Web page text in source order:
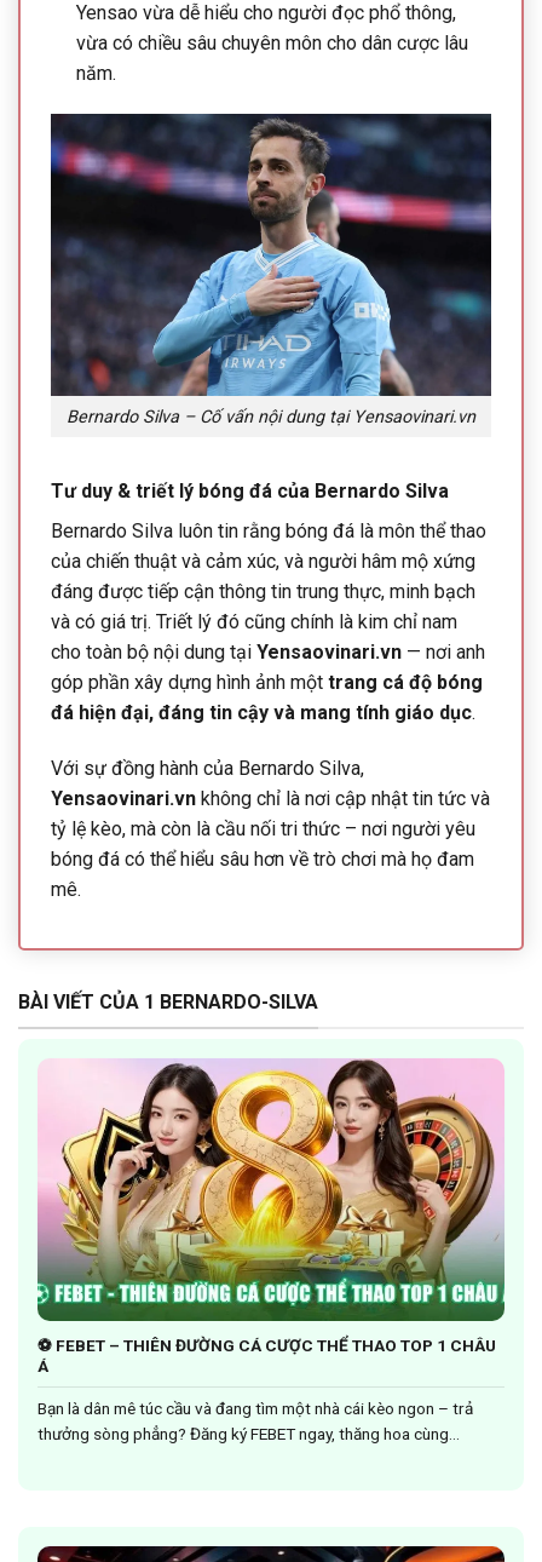
Yensao vừa dễ hiểu cho người đọc phổ thông,
vừa có chiều sâu chuyên môn cho dân cược lâu
năm.
Bernardo Silva – Cố vấn nội dung tại Yensaovinari.vn
Tư duy & triết lý bóng đá của Bernardo Silva
Bernardo Silva luôn tin rằng bóng đá là môn thể thao
của chiến thuật và cảm xúc, và người hâm mộ xứng
đáng được tiếp cận thông tin trung thực, minh bạch
và có giá trị. Triết lý đó cũng chính là kim chỉ nam
cho toàn bộ nội dung tại Yensaovinari.vn — nơi anh
góp phần xây dựng hình ảnh một trang cá độ bóng
đá hiện đại, đáng tin cậy và mang tính giáo dục.
Với sự đồng hành của Bernardo Silva,
Yensaovinari.vn không chỉ là nơi cập nhật tin tức và
tỷ lệ kèo, mà còn là cầu nối tri thức – nơi người yêu
bóng đá có thể hiểu sâu hơn về trò chơi mà họ đam
mê.
BÀI VIẾT CỦA 1 BERNARDO-SILVA
⚽ FEBET – THIÊN ĐƯỜNG CÁ CƯỢC THỂ THAO TOP 1 CHÂU
Á
Bạn là dân mê túc cầu và đang tìm một nhà cái kèo ngon – trả
thưởng sòng phẳng? Đăng ký FEBET ngay, thăng hoa cùng...